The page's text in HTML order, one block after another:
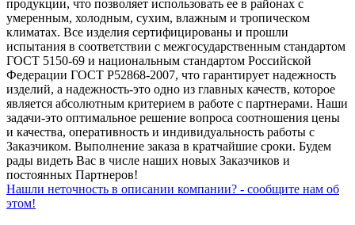
продукции, что позволяет использовать ее в районах с
умеренным, холодным, сухим, влажным и тропическом
климатах. Все изделия сертифицированы и прошли
испытания в соответствии с межгосударственным стандартом
ГОСТ 5150-69 и национальным стандартом Российской
Федерации ГОСТ Р52868-2007, что гарантирует надежность
изделий, а надежность-это одно из главных качеств, которое
является абсолютным критерием в работе с партнерами. Наши
задачи-это оптимальное решение вопроса соотношения цены
и качества, оперативность и индивидуальность работы с
Заказчиком. Выполнение заказа в кратчайшие сроки. Будем
рады видеть Вас в числе наших новых Заказчиков и
постоянных Партнеров!
Нашли неточность в описании компании? - сообщите нам об
этом!